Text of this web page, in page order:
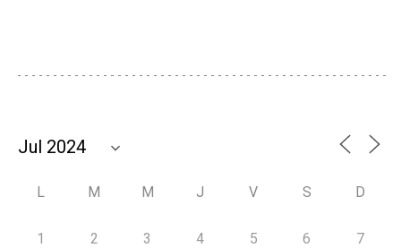
L M M J V S D
1 2 3 4 5 6 7